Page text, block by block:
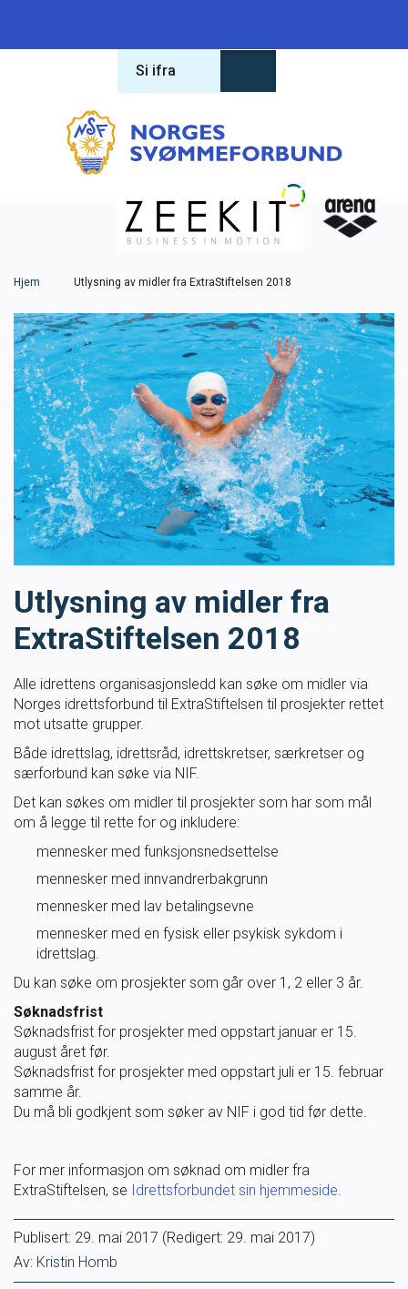
Forbundet
Om forbundet
Lover og regler
Varsling
Antidoping
Konferanse 2026
Masterclass
Klubbdrift
Klubbutvikling
Tips og råd for utøvere og trenere
Utdanning
Ungdomsidrett
Bredde og folkehelse
Svømmeanlegg
Ledige stillinger
IDRETTSBUTIKKEN
SVØM LANGT UTDANNING
Hva leter du etter?
Si ifra
Hjem Utlysning av midler fra ExtraStiftelsen 2018
Utlysning av midler fra
ExtraStiftelsen 2018
Alle idrettens organisasjonsledd kan søke om midler via
Norges idrettsforbund til ExtraStiftelsen til prosjekter rettet
mot utsatte grupper.
Både idrettslag, idrettsråd, idrettskretser, særkretser og
særforbund kan søke via NIF.
Det kan søkes om midler til prosjekter som har som mål
om å legge til rette for og inkludere:
mennesker med funksjonsnedsettelse
mennesker med innvandrerbakgrunn
mennesker med lav betalingsevne
mennesker med en fysisk eller psykisk sykdom i
idrettslag.
Du kan søke om prosjekter som går over 1, 2 eller 3 år.
Søknadsfrist
Søknadsfrist for prosjekter med oppstart januar er 15.
august året før.
Søknadsfrist for prosjekter med oppstart juli er 15. februar
samme år.
Du må bli godkjent som søker av NIF i god tid før dette.
For mer informasjon om søknad om midler fra
ExtraStiftelsen, se Idrettsforbundet sin hjemmeside.
Publisert: 29. mai 2017 (Redigert: 29. mai 2017)
Av: Kristin Homb